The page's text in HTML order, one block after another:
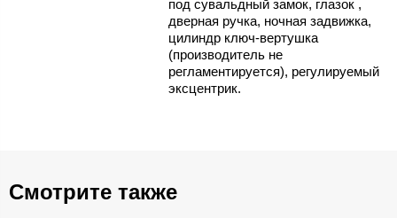
под сувальдный замок, глазок ,
дверная ручка, ночная задвижка,
цилиндр ключ-вертушка
(производитель не
регламентируется), регулируемый
эксцентрик.
Смотрите также